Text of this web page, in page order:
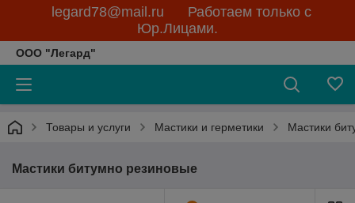
legard78@mail.ru Работаем только с
Юр.Лицами.
ООО "Легард"
Товары и услуги Мастики и герметики Мастики
Мастики битумно резиновые